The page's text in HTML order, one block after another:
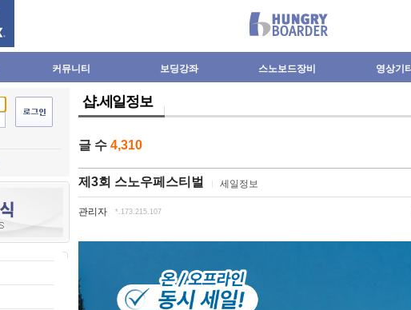
커뮤니티 보딩강좌 스노보드장비 영상기
샵.세일정보
글 수 4,310
제3회 스노우페스티벌 세일정보
관리자 *.173.215.107